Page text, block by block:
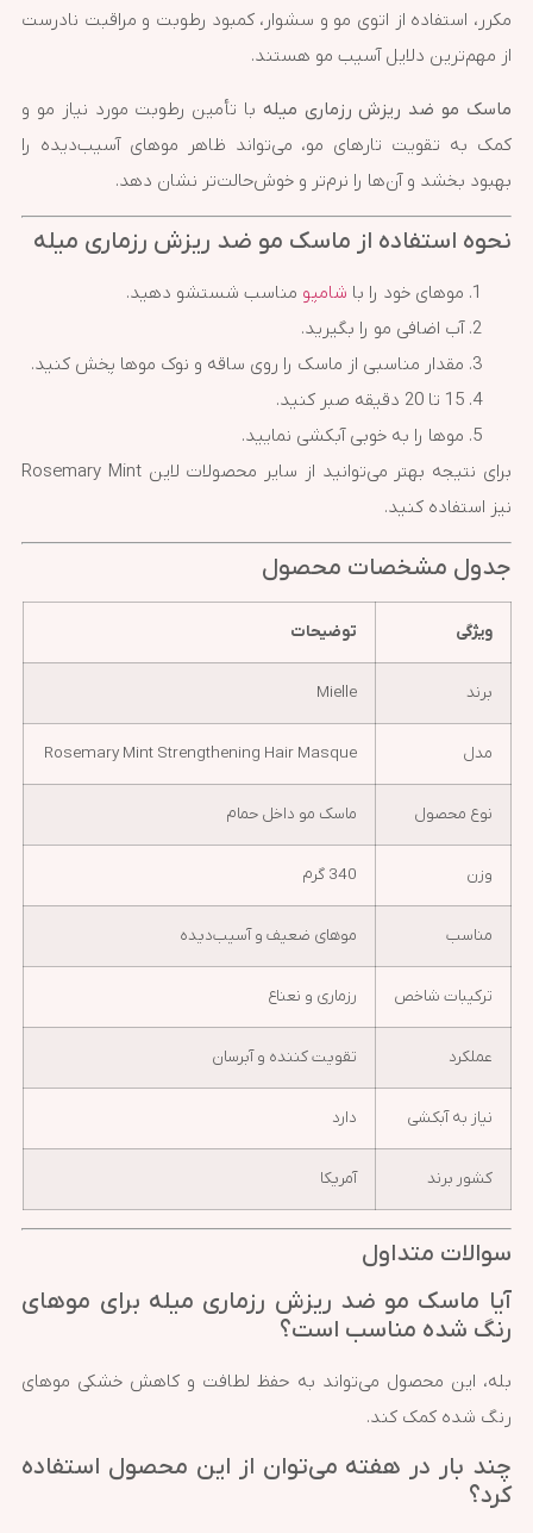
مکرر، استفاده از اتوی مو و سشوار، کمبود رطوبت و مراقبت نادرست
از مهم‌ترین دلایل آسیب مو هستند.
ماسک مو ضد ریزش رزماری میله با تأمین رطوبت مورد نیاز مو و
کمک به تقویت تارهای مو، می‌تواند ظاهر موهای آسیب‌دیده را
بهبود بخشد و آن‌ها را نرم‌تر و خوش‌حالت‌تر نشان دهد.
نحوه استفاده از ماسک مو ضد ریزش رزماری میله
موهای خود را با شامپو مناسب شستشو دهید.
آب اضافی مو را بگیرید.
مقدار مناسبی از ماسک را روی ساقه و نوک موها پخش کنید.
15 تا 20 دقیقه صبر کنید.
موها را به خوبی آبکشی نمایید.
برای نتیجه بهتر می‌توانید از سایر محصولات لاین Rosemary Mint
نیز استفاده کنید.
جدول مشخصات محصول
ویژگی توضیحات
برند Mielle
مدل Rosemary Mint Strengthening Hair Masque
نوع محصول ماسک مو داخل حمام
وزن 340 گرم
مناسب موهای ضعیف و آسیب‌دیده
ترکیبات شاخص رزماری و نعناع
عملکرد تقویت کننده و آبرسان
نیاز به آبکشی دارد
کشور برند آمریکا
سوالات متداول
آیا ماسک مو ضد ریزش رزماری میله برای موهای
رنگ شده مناسب است؟
بله، این محصول می‌تواند به حفظ لطافت و کاهش خشکی موهای
رنگ شده کمک کند.
چند بار در هفته می‌توان از این محصول استفاده
کرد؟